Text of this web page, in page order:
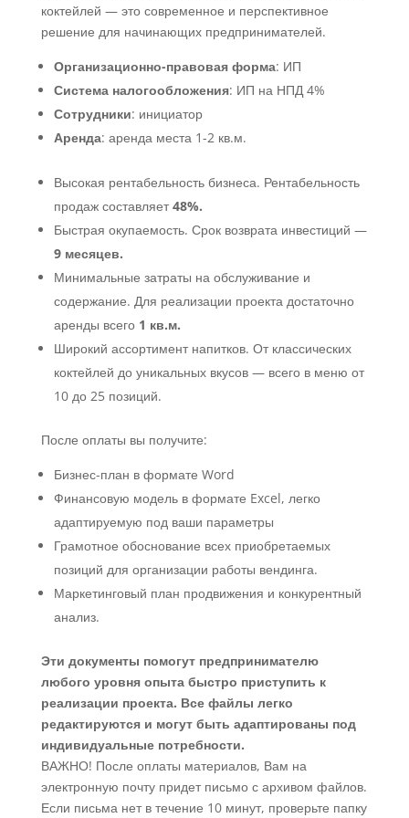
коктейлей — это современное и перспективное
решение для начинающих предпринимателей.
Организационно-правовая форма: ИП
Система налогообложения: ИП на НПД 4%
Сотрудники: инициатор
Аренда: аренда места 1-2 кв.м.
Высокая рентабельность бизнеса. Рентабельность
продаж составляет48%.
Быстрая окупаемость. Срок возврата инвестиций —
9 месяцев.
Минимальные затраты на обслуживание и
содержание. Для реализации проекта достаточно
аренды всего 1 кв.м.
Широкий ассортимент напитков. От классических
коктейлей до уникальных вкусов — всего в меню от
10 до 25 позиций.
После оплаты вы получите:
Бизнес-план в формате Word
Финансовую модель в формате Excel, легко
адаптируемую под ваши параметры
Грамотное обоснование всех приобретаемых
позиций для организации работы вендинга.
Маркетинговый план продвижения и конкурентный
анализ.
Эти документы помогут предпринимателю
любого уровня опыта быстро приступить к
реализации проекта. Все файлы легко
редактируются и могут быть адаптированы под
индивидуальные потребности.
ВАЖНО! После оплаты материалов, Вам на
электронную почту придет письмо с архивом файлов.
Если письма нет в течение 10 минут, проверьте папку